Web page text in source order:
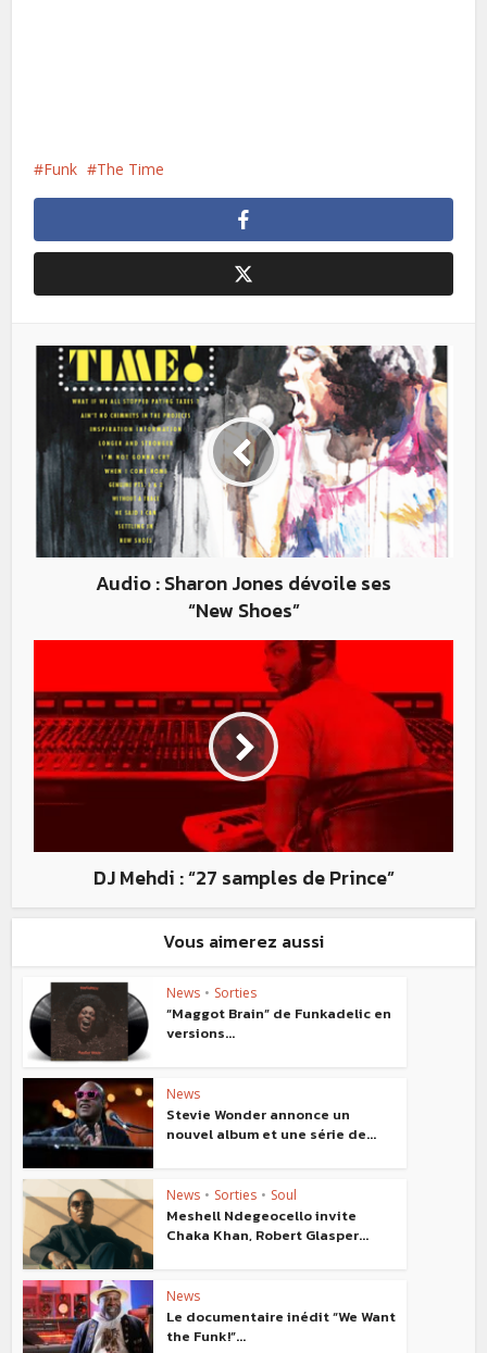
Funk The Time
Audio : Sharon Jones dévoile ses
“New Shoes”
DJ Mehdi : “27 samples de Prince”
Vous aimerez aussi
News • Sorties
“Maggot Brain” de Funkadelic en
versions...
News
Stevie Wonder annonce un
nouvel album et une série de...
News • Sorties • Soul
Meshell Ndegeocello invite
Chaka Khan, Robert Glasper...
News
Le documentaire inédit “We Want
the Funk!”...